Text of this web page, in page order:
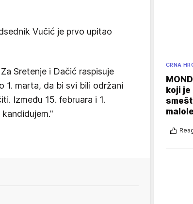
Vučić je prvo upitao
Sretenje i Dačić raspisuje
1. marta, da bi svi bili održani
Između 15. februara i 1.
CRNA
koji je